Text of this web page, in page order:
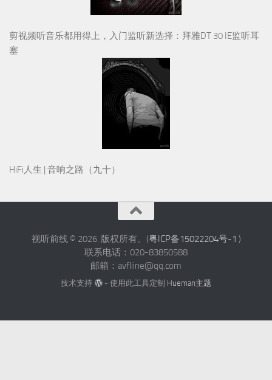
剪视频听音乐都用得上，入门监听新选择：拜雅DT 30 IE监听耳
塞
HiFi人生 | 音响之路（九十）
视听前线 © 2026. 版权所有。(粤ICP备15022204号-1 )
联系电话：020-83850588
邮箱：avfliine@qq.com
技术支持 - 使用此工具定制 Hueman主题